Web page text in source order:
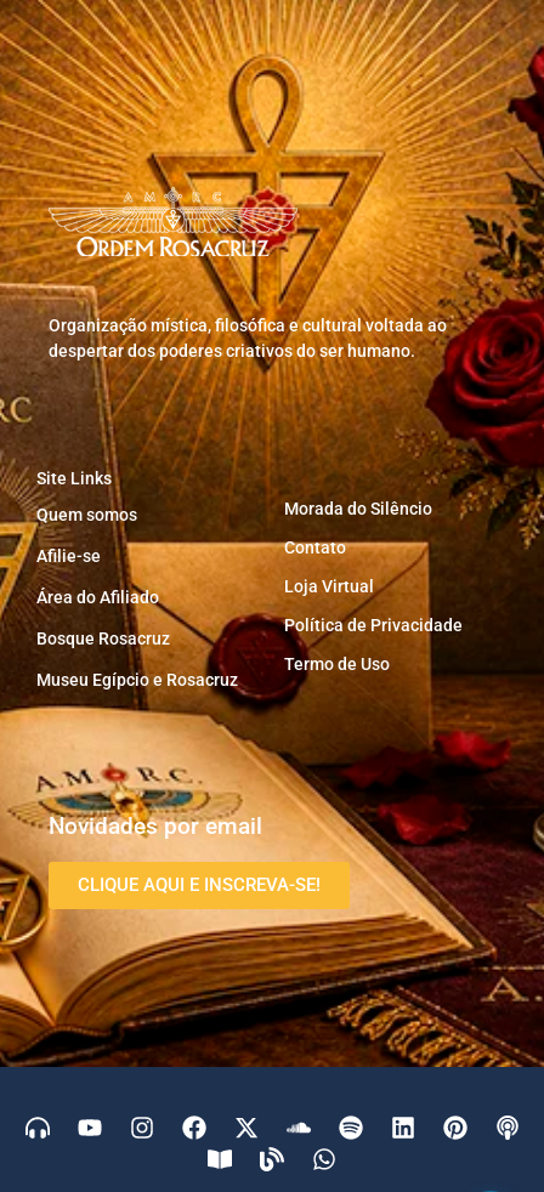
Organização mística, filosófica e cultural voltada ao
despertar dos poderes criativos do ser humano.
Site Links
Quem somos
Afilie-se
Área do Afiliado
Bosque Rosacruz
Museu Egípcio e Rosacruz
Morada do Silêncio
Contato
Loja Virtual
Política de Privacidade
Termo de Uso
Novidades por email
CLIQUE AQUI E INSCREVA-SE!